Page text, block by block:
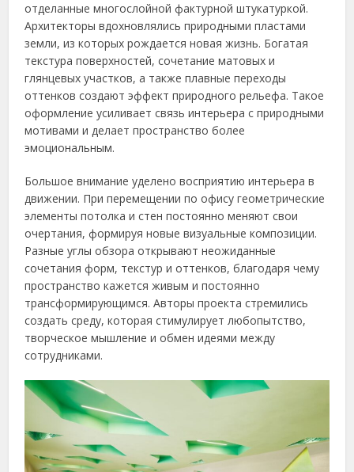
отделанные многослойной фактурной штукатуркой.
Архитекторы вдохновлялись природными пластами
земли, из которых рождается новая жизнь. Богатая
текстура поверхностей, сочетание матовых и
глянцевых участков, а также плавные переходы
оттенков создают эффект природного рельефа. Такое
оформление усиливает связь интерьера с природными
мотивами и делает пространство более
эмоциональным.
Большое внимание уделено восприятию интерьера в
движении. При перемещении по офису геометрические
элементы потолка и стен постоянно меняют свои
очертания, формируя новые визуальные композиции.
Разные углы обзора открывают неожиданные
сочетания форм, текстур и оттенков, благодаря чему
пространство кажется живым и постоянно
трансформирующимся. Авторы проекта стремились
создать среду, которая стимулирует любопытство,
творческое мышление и обмен идеями между
сотрудниками.